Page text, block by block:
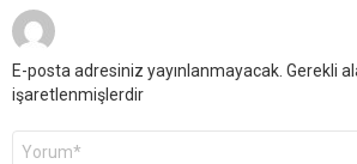
E-posta adresiniz yayınlanmayacak. Gerekli
işaretlenmişlerdir
Yorum